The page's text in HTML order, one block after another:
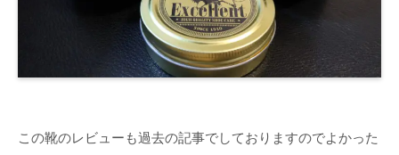
この靴のレビューも過去の記事でしておりますのでよかった